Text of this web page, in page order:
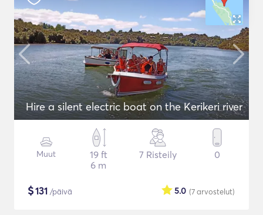
Hire a silent electric boat on the Kerikeri river
Muut
19 ft
6 m
7 Risteily 0
$131 /päivä (7arvostelut)
5.0